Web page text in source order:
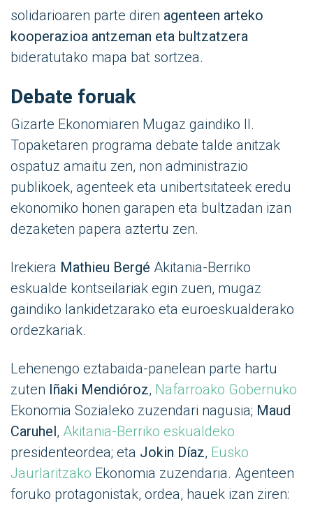
solidarioaren parte diren agenteen arteko
kooperazioa antzeman eta bultzatzera
bideratutako mapa bat sortzea.
Debate foruak
Gizarte Ekonomiaren Mugaz gaindiko II.
Topaketaren programa debate talde anitzak
ospatuz amaitu zen, non administrazio
publikoek, agenteek eta unibertsitateek eredu
ekonomiko honen garapen eta bultzadan izan
dezaketen papera aztertu zen.
Irekiera Mathieu Bergé Akitania-Berriko
eskualde kontseilariak egin zuen, mugaz
gaindiko lankidetzarako eta euroeskualderako
ordezkariak.
Lehenengo eztabaida-panelean parte hartu
zuten Iñaki Mendióroz, Nafarroako Gobernuko
Ekonomia Sozialeko zuzendari nagusia; Maud
Caruhel, Akitania-Berriko eskualdeko
presidenteordea; eta Jokin Díaz, Eusko
Jaurlaritzako Ekonomia zuzendaria. Agenteen
foruko protagonistak, ordea, hauek izan ziren: